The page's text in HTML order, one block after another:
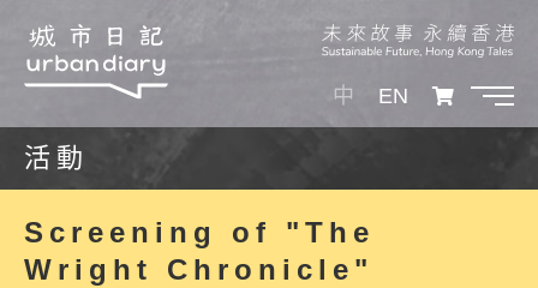
中 EN
活動
Screening of "The
Wright Chronicle"